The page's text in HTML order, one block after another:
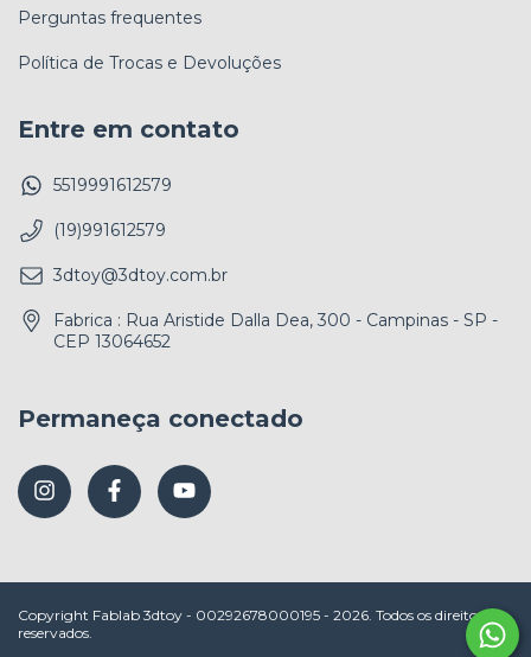
Perguntas frequentes
Política de Trocas e Devoluções
Entre em contato
5519991612579
(19)991612579
3dtoy@3dtoy.com.br
Fabrica : Rua Aristide Dalla Dea, 300 - Campinas - SP -
CEP 13064652
Permaneça conectado
Copyright Fablab 3dtoy - 00292678000195 - 2026. Todos os direitos
reservados.